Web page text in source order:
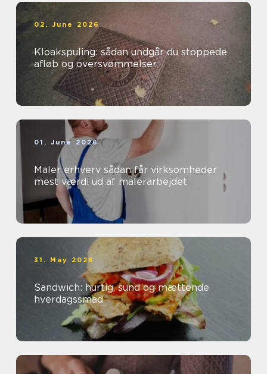
02. June 2026
Kloakspuling: sådan undgår du stoppede
afløb og oversvømmelser
01. June 2026
Maler erhverv sådan får virksomheder
mest værdi ud af malerarbejdet
31. May 2026
Sandwich: hurtig, sund og mættende
hverdagssmad